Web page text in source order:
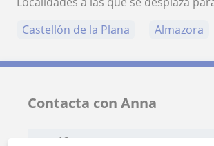
Castellón de la Plana
Almazora
Contacta con Anna
Tarifa